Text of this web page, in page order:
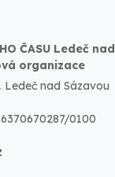
ČASU Ledeč nad
organizace
nad Sázavou
0100